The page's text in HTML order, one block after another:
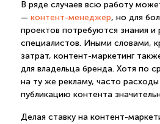
В ряде случаев всю работу
— контент-менеджер, но для
проектов потребуются знания и
специалистов. Иными словами,
затрат, контент-маркетинг
для владельца бренда. Хотя по
на ту же рекламу, часто
публикацию контента
Делая ставку на контент-